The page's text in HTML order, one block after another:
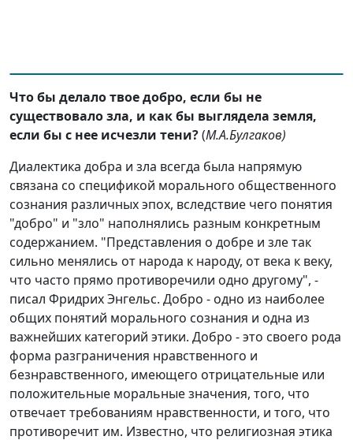
Что бы делало твое добро, если бы не
существовало зла, и как бы выглядела земля,
если бы с нее исчезли тени?(М.А.Булгаков)
Диалектика добра и зла всегда была напрямую
связана со спецификой морального общественного
сознания различных эпох, вследствие чего понятия
"добро" и "зло" наполнялись разным конкретным
содержанием. "Представления о добре и зле так
сильно менялись от народа к народу, от века к веку,
что часто прямо противоречили одно другому", -
писал Фридрих Энгельс. Добро - одно из наиболее
общих понятий морального сознания и одна из
важнейших категорий этики. Добро - это своего рода
форма разграничения нравственного и
безнравственного, имеющего отрицательные или
положительные моральные значения, того, что
отвечает требованиям нравственности, и того, что
противоречит им. Известно, что религиозная этика